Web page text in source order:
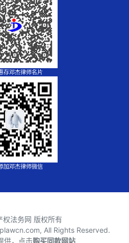
存邓杰律师名片
加邓杰律师微信
权法务网 版权所有
All Rights Reserved.
供，点击购买同款网站